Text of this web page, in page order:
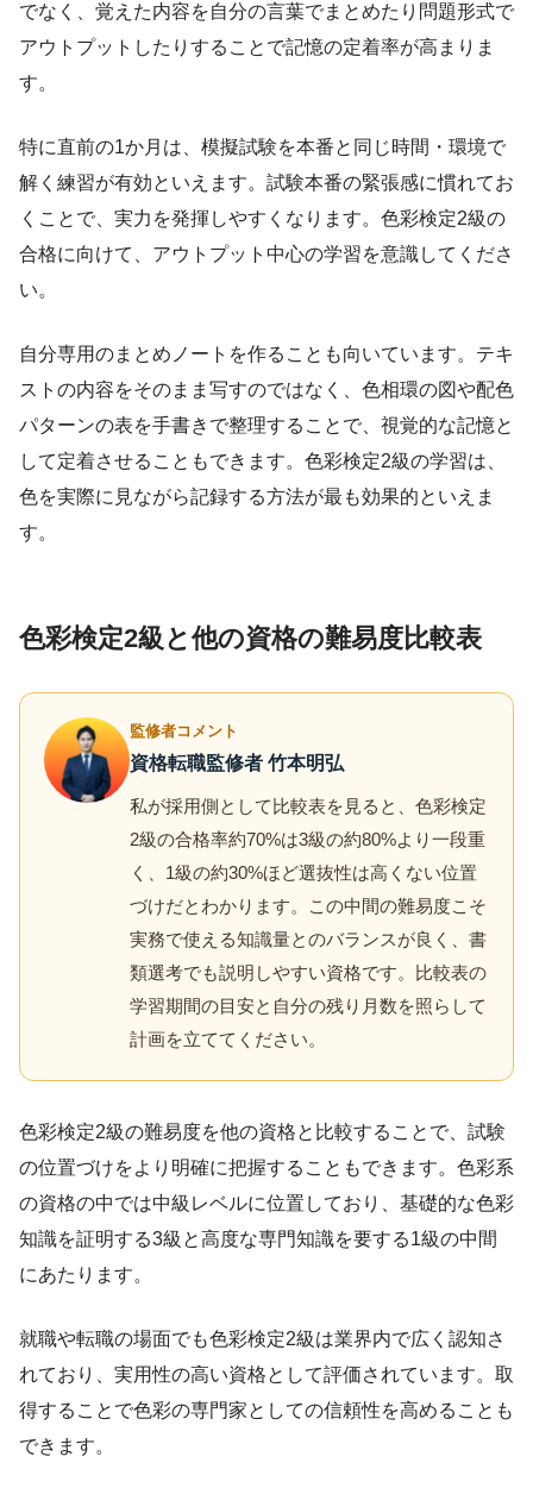
でなく、覚えた内容を自分の言葉でまとめたり問題形式で
アウトプットしたりすることで記憶の定着率が高まりま
す。
特に直前の1か月は、模擬試験を本番と同じ時間・環境で
解く練習が有効といえます。試験本番の緊張感に慣れてお
くことで、実力を発揮しやすくなります。色彩検定2級の
合格に向けて、アウトプット中心の学習を意識してくださ
い。
自分専用のまとめノートを作ることも向いています。テキ
ストの内容をそのまま写すのではなく、色相環の図や配色
パターンの表を手書きで整理することで、視覚的な記憶と
して定着させることもできます。色彩検定2級の学習は、
色を実際に見ながら記録する方法が最も効果的といえま
す。
色彩検定2級と他の資格の難易度比較表
監修者コメント
資格転職監修者 竹本明弘
私が採用側として比較表を見ると、色彩検定
2級の合格率約70%は3級の約80%より一段重
く、1級の約30%ほど選抜性は高くない位置
づけだとわかります。この中間の難易度こそ
実務で使える知識量とのバランスが良く、書
類選考でも説明しやすい資格です。比較表の
学習期間の目安と自分の残り月数を照らして
計画を立ててください。
色彩検定2級の難易度を他の資格と比較することで、試験
の位置づけをより明確に把握することもできます。色彩系
の資格の中では中級レベルに位置しており、基礎的な色彩
知識を証明する3級と高度な専門知識を要する1級の中間
にあたります。
就職や転職の場面でも色彩検定2級は業界内で広く認知さ
れており、実用性の高い資格として評価されています。取
得することで色彩の専門家としての信頼性を高めることも
できます。